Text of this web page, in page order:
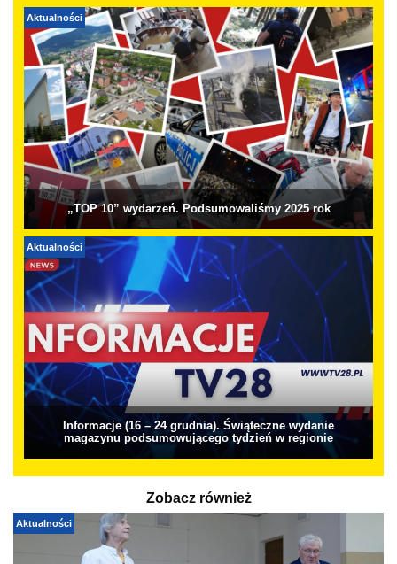
Aktualności
„TOP 10” wydarzeń. Podsumowaliśmy 2025 rok
Aktualności
Informacje (16 – 24 grudnia). Świąteczne wydanie
magazynu podsumowującego tydzień w regionie
Zobacz również
Aktualności